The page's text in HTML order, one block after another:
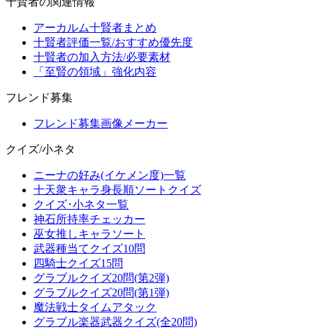
アーカルム十賢者まとめ
十賢者評価一覧/おすすめ優先度
十賢者の加入方法/必要素材
「至賢の領域」強化内容
フレンド募集
フレンド募集画像メーカー
クイズ/小ネタ
ニーナの好み(イケメン度)一覧
十天衆キャラ身長順ソートクイズ
クイズ･小ネタ一覧
神石所持率チェッカー
巫女推しキャラソート
武器種当てクイズ10問
四騎士クイズ15問
グラブルクイズ20問(第2弾)
グラブルクイズ20問(第1弾)
魔法戦士タイムアタック
グラブル楽器武器クイズ(全20問)